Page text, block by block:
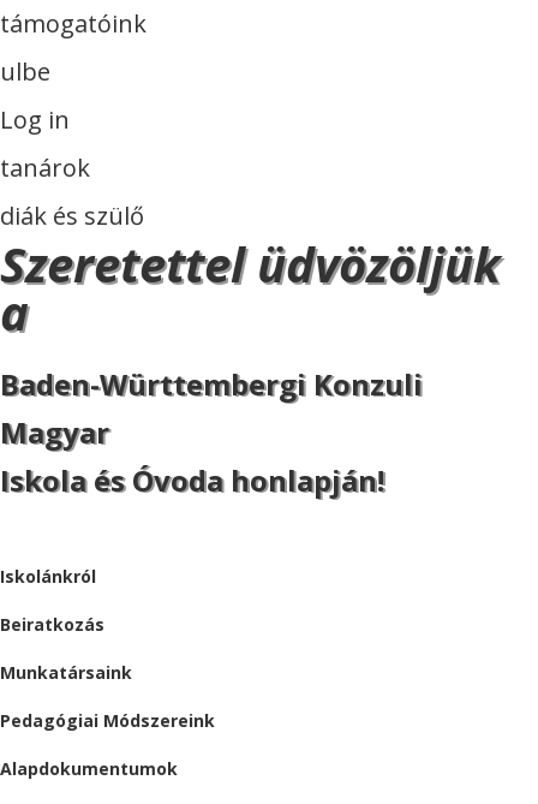
támogatóink
ulbe
Log in
tanárok
diák és szülő
Szeretettel üdvözöljük
a
Baden-Württembergi Konzuli
Magyar
Iskola és Óvoda honlapján!
Iskolánkról
Beiratkozás
Munkatársaink
Pedagógiai Módszereink
Alapdokumentumok